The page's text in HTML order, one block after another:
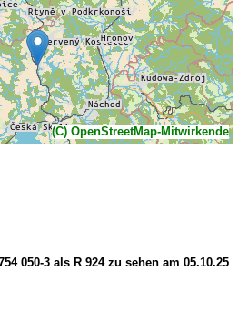
(C) OpenStreetMap-Mitwirkende
050-3 als R 924 zu sehen am 05.10.25